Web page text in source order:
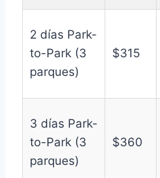
2 días Park-
to-Park (3
parques)
$315
3 días Park-
to-Park (3
parques)
$360